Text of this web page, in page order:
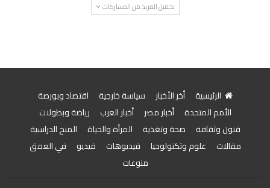
تحميل المزيد من المشاركات
الرئيسية أخر الأخبار سياسة خارجية
اقتصاد وبورصة
الأمم المتحدة
أخبار مصر أخبار العرب
رياضة وبطولات
فنون وثقافة
صحة وتغذية المرأة والحياة
المنح الدراسية
مقالات
علوم وتكنولوجيا فيديوهات فيديو
في العمق
منوعات